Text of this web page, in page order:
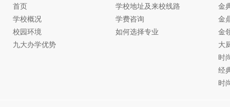
首页
学校概况
校园环境
九大办学优势
学校地址及来校线路
学费咨询
如何选择专业
金
金
金
大
时
经
时